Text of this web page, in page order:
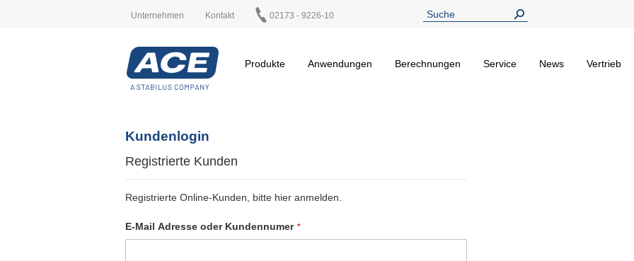
Unternehmen Kontakt 02173 - 9226-10
Produkte
Anwendungen Berechnungen Service News Vertrieb
Kundenlogin
Registrierte Kunden
Registrierte Online-Kunden, bitte hier anmelden.
E-Mail Adresse oder Kundennumer